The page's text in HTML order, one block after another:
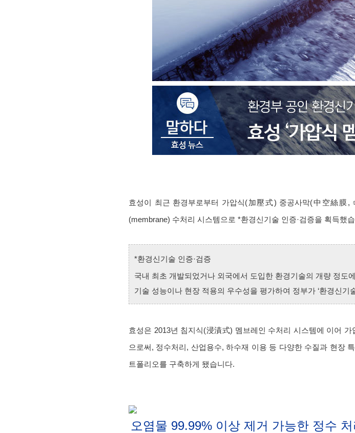
효성이 최근 환경부로부터 가압식(加壓式) 중공사막(中空絲 膜,
(membrane) 수처리 시스템으로 *환경신기술 인증·검증을 획득했
*환경신기술 인증·검증
국내 최초 개발되었거나 외국에서 도입한 환경기술의 개량 정도
기술 성능이나 현장 적용의 우수성을 평가하여 정부가 ‘환경신기
효성은 2013년 침지식(浸漬式) 멤브레인 수처리 시스템에 이어
으로써, 정수처리, 산업용수, 하수재 이용 등 다양한 수질과 현장
트폴리오를 구축하게 됐습니다.
오염물 99.99% 이상 제거 가능한 정수